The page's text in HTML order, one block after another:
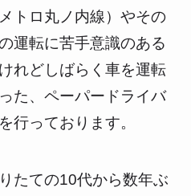
トロ丸ノ内線）やその
運転に苦手意識のある
れどしばらく車を運転
た、ペーパードライバ
行っております。
たての10代から数年ぶ